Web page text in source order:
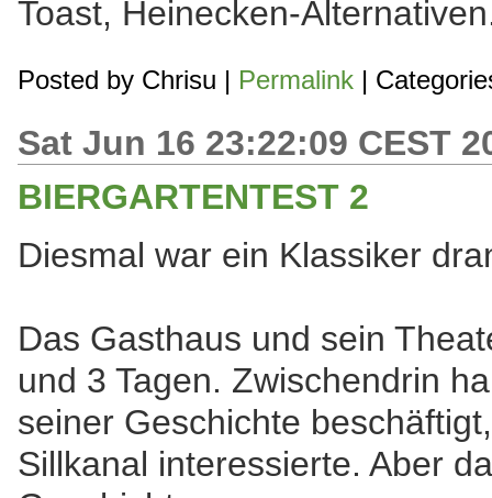
Toast, Heinecken-
Posted by Chrisu | Permalink |
Sat Jun 16 23:22:09 CEST
BIERGARTENTEST 2
Diesmal war ein Klassiker
Das Gasthaus und sein
und 3 Tagen. Zwischendrin
seiner Geschichte
Sillkanal interessierte. Aber